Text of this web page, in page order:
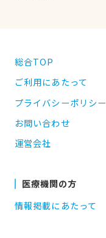
総合TOP
ご利用にあたって
プライバシーポリシー
お問い合わせ
運営会社
医療機関の方
情報掲載にあたって